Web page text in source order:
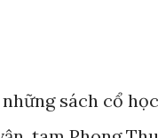
sách cổ